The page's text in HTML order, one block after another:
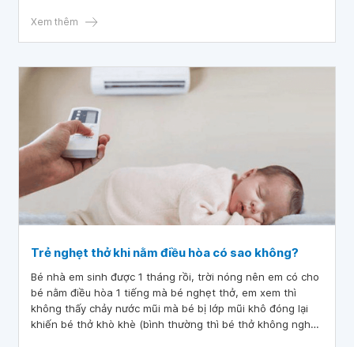
Xem thêm
Trẻ nghẹt thở khi nằm điều hòa có sao không?
Bé nhà em sinh được 1 tháng rồi, trời nóng nên em có cho
bé nằm điều hòa 1 tiếng mà bé nghẹt thở, em xem thì
không thấy chảy nước mũi mà bé bị lớp mũi khô đóng lại
khiến bé thở khò khè (bình thường thì bé thở không nghe